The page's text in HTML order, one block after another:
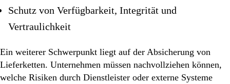
Schutz von Verfügbarkeit, Integrität und
Vertraulichkeit
Ein weiterer Schwerpunkt liegt auf der Absicherung von
Lieferketten. Unternehmen müssen nachvollziehen können,
welche Risiken durch Dienstleister oder externe Systeme